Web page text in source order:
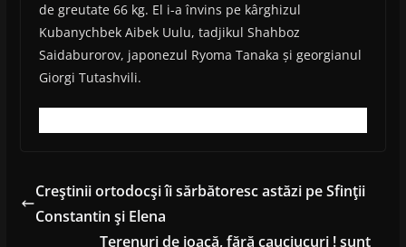
de greutate 66 kg. El i-a învins pe kârghizul
Kubanychbek Aibek Uulu, tadjikul Shahboz
Saidaburorov, japonezul Ryoma Tanaka și georgianul
Giorgi Tutashvili.
Creştinii ortodocşi îi sărbătoresc astăzi pe Sfinţii
Constantin şi Elena
Terenuri de joacă, fără cauciucuri ! sunt